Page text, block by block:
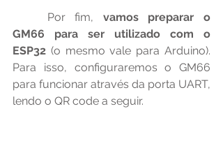
	Por fim,
vamos preparar o
GM66 para ser utilizado com o
ESP32 (o mesmo vale para Arduino).
Para isso, configuraremos o GM66
para funcionar através da porta UART,
lendo o QR code a seguir.